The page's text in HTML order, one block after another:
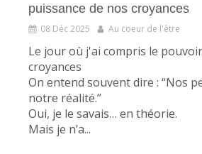
puissance de nos croyances
08 Déc 2025 Au coeur de l'être
Le jour où j'ai compris le
croyances
On entend souvent dire : “Nos
notre réalité.”
Oui, je le savais… en théorie.
Mais je n’a...